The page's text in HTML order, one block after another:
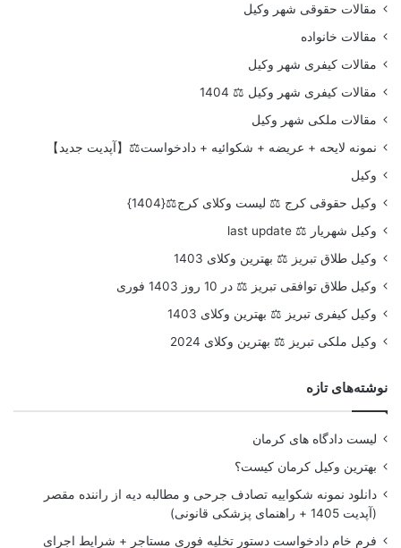
مقالات حقوقی شهر وکیل
مقالات خانواده
مقالات کیفری شهر وکیل
مقالات کیفری شهر وکیل ⚖️ 1404
مقالات ملکی شهر وکیل
نمونه لایحه + عریضه + شکوائیه + دادخواست⚖️【آپدیت جدید】
وکیل
وکیل حقوقی کرج ⚖️ لیست وکلای کرج⚖️{1404}
وکیل شهریار ⚖️ last update
وکیل طلاق تبریز ⚖️ بهترین وکلای 1403
وکیل طلاق توافقی تبریز ⚖️ در 10 روز 1403 فوری
وکیل کیفری تبریز ⚖️ بهترین وکلای 1403
وکیل ملکی تبریز ⚖️ بهترین وکلای 2024
نوشته‌های تازه
لیست دادگاه های کرمان
بهترین وکیل کرمان کیست؟
دانلود نمونه شکواییه تصادف جرحی و مطالبه دیه از راننده مقصر
(آپدیت 1405 + راهنمای پزشکی قانونی)
فرم خام دادخواست دستور تخلیه فوری مستاجر + شرایط اجرای